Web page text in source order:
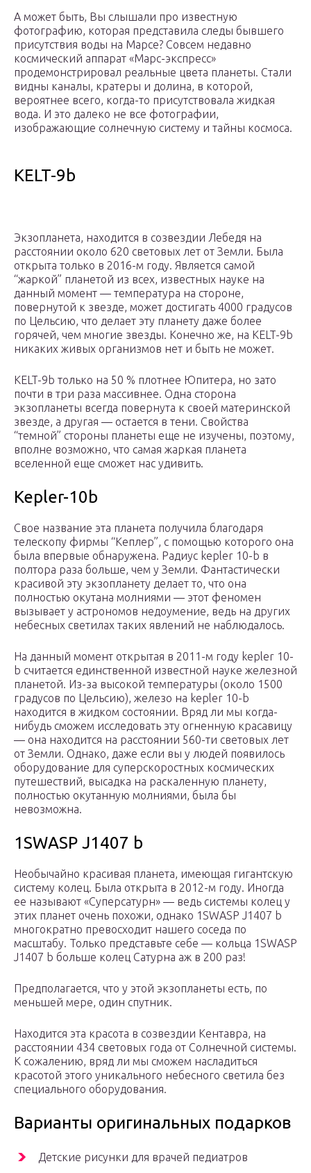
А может быть, Вы слышали про известную
фотографию, которая представила следы бывшего
присутствия воды на Марсе? Совсем недавно
космический аппарат «Марс-экспресс»
продемонстрировал реальные цвета планеты. Стали
видны каналы, кратеры и долина, в которой,
вероятнее всего, когда-то присутствовала жидкая
вода. И это далеко не все фотографии,
изображающие солнечную систему и тайны космоса.
KELT-9b
Экзопланета, находится в созвездии Лебедя на
расстоянии около 620 световых лет от Земли. Была
открыта только в 2016-м году. Является самой
“жаркой” планетой из всех, известных науке на
данный момент — температура на стороне,
повернутой к звезде, может достигать 4000 градусов
по Цельсию, что делает эту планету даже более
горячей, чем многие звезды. Конечно же, на KELT-9b
никаких живых организмов нет и быть не может.
KELT-9b только на 50 % плотнее Юпитера, но зато
почти в три раза массивнее. Одна сторона
экзопланеты всегда повернута к своей материнской
звезде, а другая — остается в тени. Свойства
“темной” стороны планеты еще не изучены, поэтому,
вполне возможно, что самая жаркая планета
вселенной еще сможет нас удивить.
Kepler-10b
Свое название эта планета получила благодаря
телескопу фирмы “Кеплер”, с помощью которого она
была впервые обнаружена. Радиус kepler 10-b в
полтора раза больше, чем у Земли. Фантастически
красивой эту экзопланету делает то, что она
полностью окутана молниями — этот феномен
вызывает у астрономов недоумение, ведь на других
небесных светилах таких явлений не наблюдалось.
На данный момент открытая в 2011-м году kepler 10-
b считается единственной известной науке железной
планетой. Из-за высокой температуры (около 1500
градусов по Цельсию), железо на kepler 10-b
находится в жидком состоянии. Вряд ли мы когда-
нибудь сможем исследовать эту огненную красавицу
— она находится на расстоянии 560-ти световых лет
от Земли. Однако, даже если вы у людей появилось
оборудование для суперскоростных космических
путешествий, высадка на раскаленную планету,
полностью окутанную молниями, была бы
невозможна.
1SWASP J1407 b
Необычайно красивая планета, имеющая гигантскую
систему колец. Была открыта в 2012-м году. Иногда
ее называют «Суперсатурн» — ведь системы колец у
этих планет очень похожи, однако 1SWASP J1407 b
многократно превосходит нашего соседа по
масштабу. Только представьте себе — кольца 1SWASP
J1407 b больше колец Сатурна аж в 200 раз!
Предполагается, что у этой экзопланеты есть, по
меньшей мере, один спутник.
Находится эта красота в созвездии Кентавра, на
расстоянии 434 световых года от Солнечной системы.
К сожалению, вряд ли мы сможем насладиться
красотой этого уникального небесного светила без
специального оборудования.
Варианты оригинальных подарков
Детские рисунки для врачей педиатров